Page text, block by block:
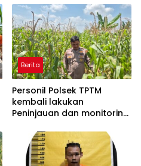
Berita
Personil Polsek TPTM
kembali lakukan
Peninjauan dan monitoring
wilayah hukum Polsek
TPTM